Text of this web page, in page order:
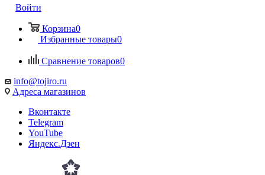
Войти
Корзина0
Избранные товары0
Сравнение товаров0
info@tojiro.ru
Адреса магазинов
Вконтакте
Telegram
YouTube
Яндекс.Дзен